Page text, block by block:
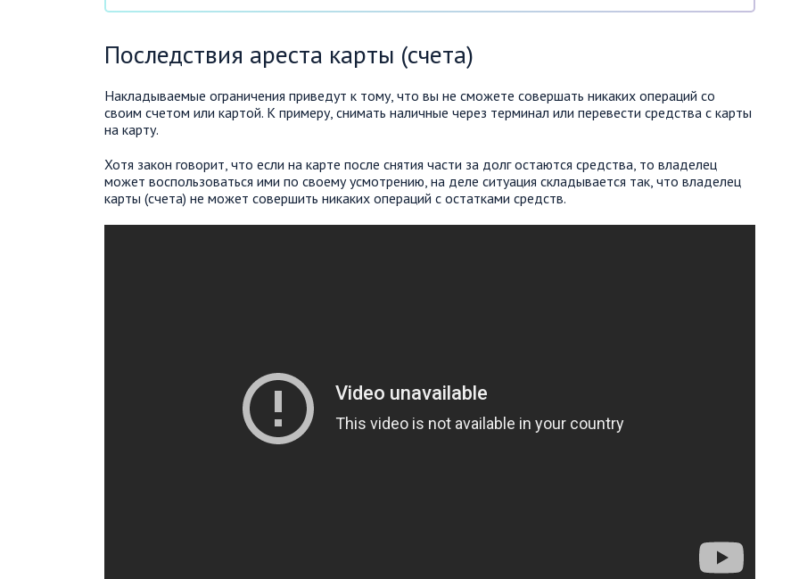
Последствия ареста карты (счета)
Накладываемые ограничения приведут к тому, что вы не сможете совершать никаких операций со
своим счетом или картой. К примеру, снимать наличные через терминал или перевести средства с карты
на карту.
Хотя закон говорит, что если на карте после снятия части за долг остаются средства, то владелец
может воспользоваться ими по своему усмотрению, на деле ситуация складывается так, что владелец
карты (счета) не может совершить никаких операций с остатками средств.